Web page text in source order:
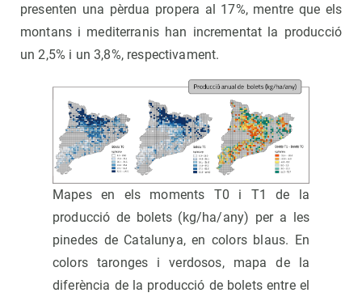
presenten una pèrdua propera al 17%, mentre que els
montans i mediterranis han incrementat la producció
un 2,5% i un 3,8%, respectivament.
Mapes en els moments T0 i T1 de la
producció de bolets (kg/ha/any) per a les
pinedes de Catalunya, en colors blaus. En
colors taronges i verdosos, mapa de la
diferència de la producció de bolets entre el